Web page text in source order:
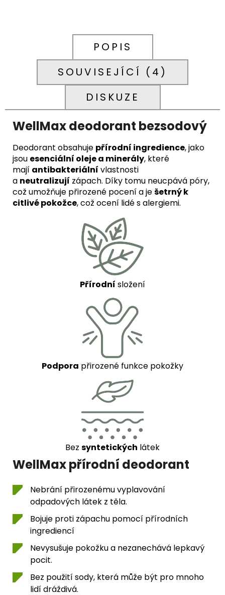
POPIS
SOUVISEJÍCÍ (4)
DISKUZE
WellMax deodorant bezsodový
Deodorant obsahuje přírodní ingredience, jako
jsou esenciální oleje a minerály, které
mají antibakteriální vlastnosti
a neutralizují zápach. Díky tomu neucpává póry,
což umožňuje přirozené pocení a ješetrný k
citlivé pokožce, což ocení lidé s alergiemi.
Přírodní složení
Podpora přirozené funkce pokožky
Bez syntetických látek
WellMax přírodní deodorant
Nebrání přirozenému vyplavování
odpadových látek z těla.
Bojuje proti zápachu pomocí přírodních
ingrediencí
Nevysušuje pokožku a nezanechává lepkavý
pocit.
Bez použití sody, která může být pro mnoho
lidí dráždivá.